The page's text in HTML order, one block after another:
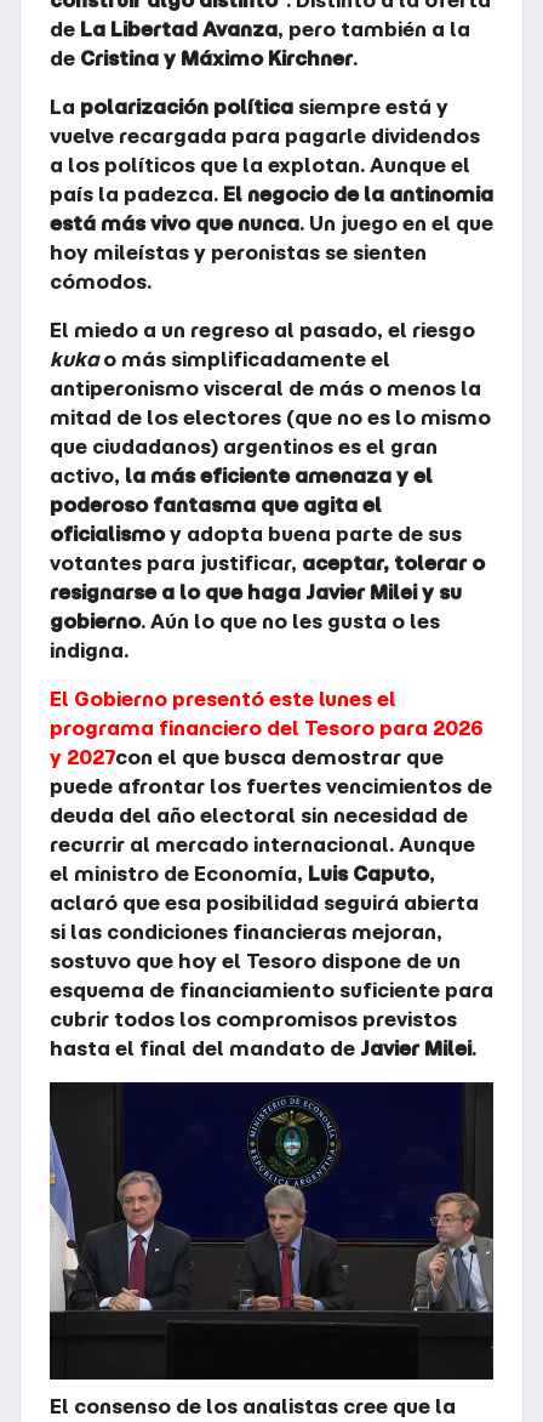
de La Libertad Avanza, pero también a la
de Cristina y Máximo Kirchner.
La polarización política siempre está y
vuelve recargada para pagarle dividendos
a los políticos que la explotan. Aunque el
país la padezca. El negocio de la antinomia
está más vivo que nunca. Un juego en el que
hoy mileístas y peronistas se sienten
cómodos.
El miedo a un regreso al pasado, el riesgo
kukao más simplificadamente el
antiperonismo visceral de más o menos la
mitad de los electores (que no es lo mismo
que ciudadanos) argentinos es el gran
activo, la más eficiente amenaza y el
poderoso fantasma que agita el
oficialismoy adopta buena parte de sus
votantes para justificar, aceptar, tolerar o
resignarse a lo que haga Javier Milei y su
gobierno. Aún lo que no les gusta o les
indigna.
El Gobierno presentó este lunes el
programa financiero del Tesoro para 2026
y 2027con el que busca demostrar que
puede afrontar los fuertes vencimientos de
deuda del año electoral sin necesidad de
recurrir al mercado internacional. Aunque
el ministro de Economía, Luis Caputo,
aclaró que esa posibilidad seguirá abierta
si las condiciones financieras mejoran,
sostuvo que hoy el Tesoro dispone de un
esquema de financiamiento suficiente para
cubrir todos los compromisos previstos
hasta el final del mandato de Javier Milei.
El consenso de los analistas cree que la